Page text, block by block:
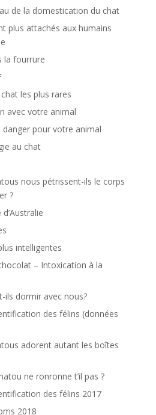
de la domestication du chat
plus attachés aux humains
la fourrure
les plus rares
avec votre animal
danger pour votre animal
au chat
nous pétrissent-ils le corps
?
intelligentes
– Intoxication à la
ils dormir avec nous?
des félins (données
adorent autant les boîtes
ne ronronne t’il pas ?
des félins 2017
2018